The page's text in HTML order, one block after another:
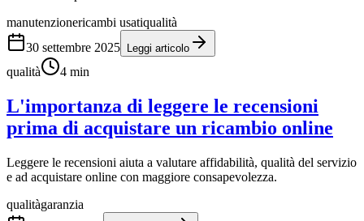
manutenzionericambi usatiqualità
30 settembre 2025
Leggi articolo
qualità 4 min
L'importanza di leggere le recensioni
prima di acquistare un ricambio online
Leggere le recensioni aiuta a valutare affidabilità, qualità del servizio
e ad acquistare online con maggiore consapevolezza.
qualitàgaranzia